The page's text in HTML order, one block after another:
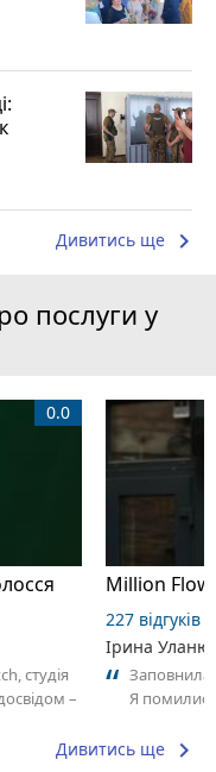
Дивитись ще keyboard_arrow_right
послуги у
0.0
студія
–
Million
227 відгуків
Ірина
Заповнила
Я
Дивитись ще keyboard_arrow_right